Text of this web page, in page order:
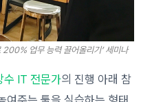
업무 능력 끌어올리기’ 세미나
수 IT 전문가의 진행 아래 참